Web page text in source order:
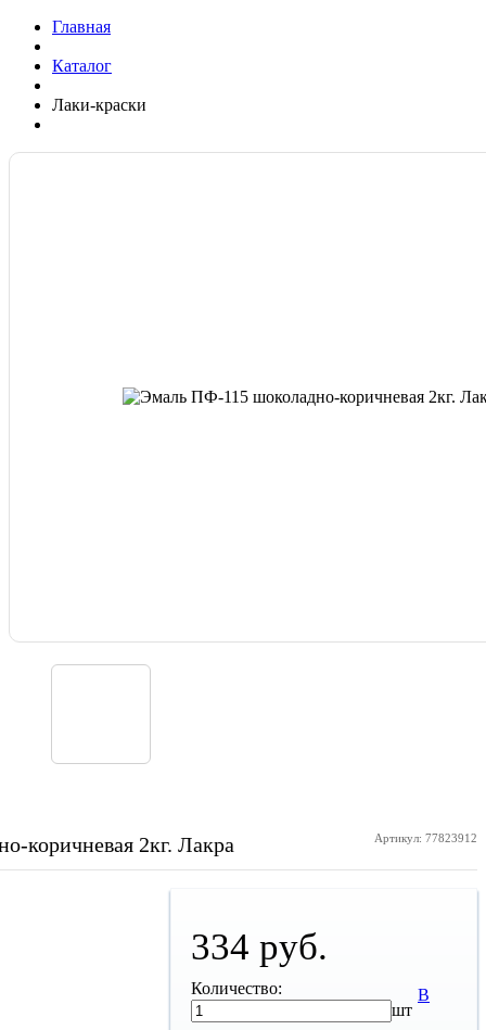
Главная
Каталог
Лаки-краски
Артикул: 77823912
коричневая 2кг. Лакра
334 руб.
Количество:
шт
В